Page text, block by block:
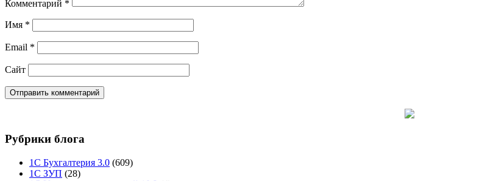
Комментарий *
Имя *
Email *
Сайт
Рубрики блога
1С Бухгалтерия 3.0 (609)
1С ЗУП (28)